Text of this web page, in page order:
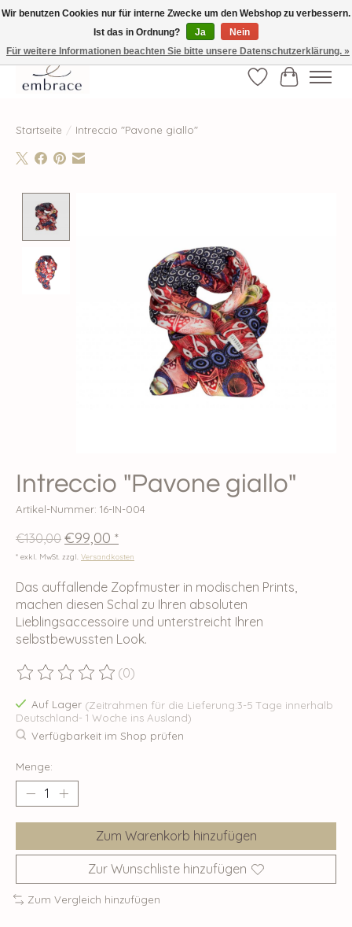
√ Versandkostenfrei ab € 40-, √ Made with Love and Happiness √Exklusiv und
nur hier im Onlineshop √high-quality & long-lasting fashion
Wunschzettel
Ihr
Startseite / Intreccio "Pavone giallo"
Intreccio "Pavone giallo"
Artikel-Nummer: 16-IN-004
€130,00 €99,00 *
* exkl. MwSt. zzgl. Versandkosten
Das auffallende Zopfmuster in modischen Prints,
machen diesen Schal zu Ihren absoluten
Lieblingsaccessoire und unterstreicht Ihren
selbstbewussten Look.
Die Bewertung dieses Produkts ist
(0)
Auf Lager (Zeitrahmen für die Lieferung:3-5 Tage innerhalb
Deutschland- 1 Woche ins Ausland)
Verfügbarkeit im Shop prüfen
Menge:
Zum Warenkorb hinzufügen
Zur Wunschliste hinzufügen
Zum Vergleich hinzufügen
Wir benutzen Cookies nur für interne Zwecke um den Webshop zu verbessern.
Ist das in Ordnung?
Ja
Nein
Für weitere Informationen beachten Sie bitte unsere Datenschutzerklärung. »